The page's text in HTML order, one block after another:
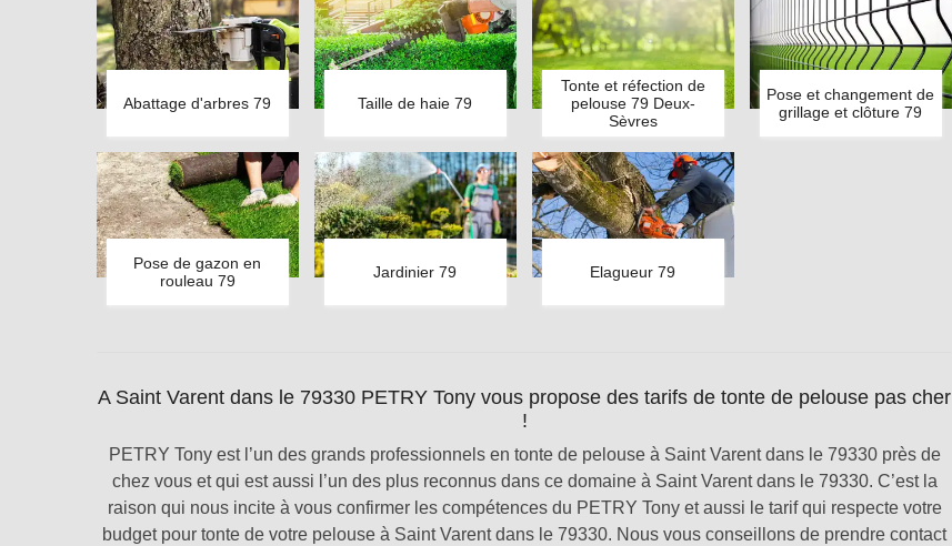
Abattage d'arbres 79 Taille de haie 79
Tonte et réfection de
pelouse 79 Deux-
Sèvres
Pose et changement de
grillage et clôture 79
Pose de gazon en
rouleau 79
Jardinier 79 Elagueur 79
A Saint Varent dans le 79330 PETRY Tony vous propose des tarifs de tonte de pelouse pas cher
!
PETRY Tony est l’un des grands professionnels en tonte de pelouse à Saint Varent dans le 79330 près de
chez vous et qui est aussi l’un des plus reconnus dans ce domaine à Saint Varent dans le 79330. C’est la
raison qui nous incite à vous confirmer les compétences du PETRY Tony et aussi le tarif qui respecte votre
budget pour tonte de votre pelouse à Saint Varent dans le 79330. Nous vous conseillons de prendre contact